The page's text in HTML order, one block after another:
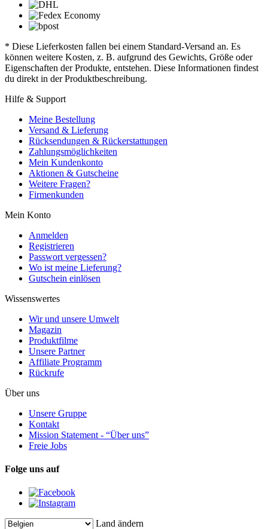
* Diese Lieferkosten fallen bei einem Standard-Versand an. Es
können weitere Kosten, z. B. aufgrund des Gewichts, Größe oder
Eigenschaften der Produkte, entstehen. Diese Informationen findest
du direkt in der Produktbeschreibung.
Hilfe & Support
Meine Bestellung
Versand & Lieferung
Rücksendungen & Rückerstattungen
Zahlungsmöglichkeiten
Mein Kundenkonto
Aktionen & Gutscheine
Weitere Fragen?
Firmenkunden
Mein Konto
Anmelden
Registrieren
Passwort vergessen?
Wo ist meine Lieferung?
Gutschein einlösen
Wissenswertes
Wir und unsere Umwelt
Magazin
Produktfilme
Unsere Partner
Affiliate Programm
Rückrufe
Über uns
Unsere Gruppe
Kontakt
Mission Statement - “Über uns”
Freie Jobs
Folge uns auf
Land ändern